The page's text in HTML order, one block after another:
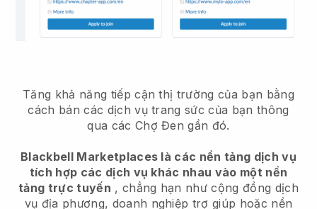
Tăng khả năng tiếp cận thị trường của bạn bằng
cách bán các dịch vụ trang sức của bạn thông
qua các Chợ Đen gần đó.
Blackbell Marketplaces là các nền tảng dịch vụ
tích hợp các dịch vụ khác nhau vào một nền
tảng trực tuyến , chẳng hạn như cộng đồng dịch
vụ địa phương, doanh nghiệp trợ giúp hoặc nền